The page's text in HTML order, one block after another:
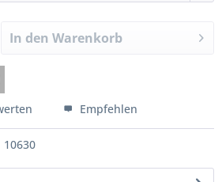
In den Warenkorb
Empfehlen
10630